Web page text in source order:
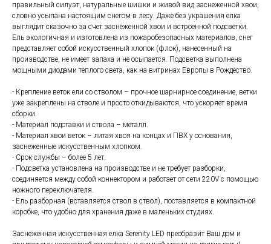
правильный силуэт, натуральные шишки и живой вид заснеженной хвои,
словно усыпана настоящим снегом в лесу. Даже без украшения елка
выглядит сказочно за счет заснеженной хвои и встроенной подсветки.
Ель экологичная и изготовлена из пожаробезопасных материалов, снег
представляет собой искусственный хлопок (флок), нанесенный на
производстве, не имеет запаха и не осыпается. Подсветка выполнена
мощными диодами теплого света, как на витринах Европы в Рождество.
- Крепление веток ели со стволом – прочное шарнирное соединение, ветки
уже закреплены на стволе и просто откидываются, что ускоряет время
сборки.
- Материал подставки и ствола – металл.
- Материал хвои веток – литая хвоя на концах и ПВХ у основания,
заснеженные искусственным хлопком.
- Срок службы – более 5 лет.
- Подсветка установлена на производстве и не требует разборки,
соединяется между собой коннектором и работает от сети 220V с помощью
ножного переключателя.
- Ель разборная (вставляется ствол в ствол), поставляется в компактной
коробке, что удобно для хранения даже в маленьких студиях.
Заснеженная искусственная елка Serenity LED преобразит Ваш дом и